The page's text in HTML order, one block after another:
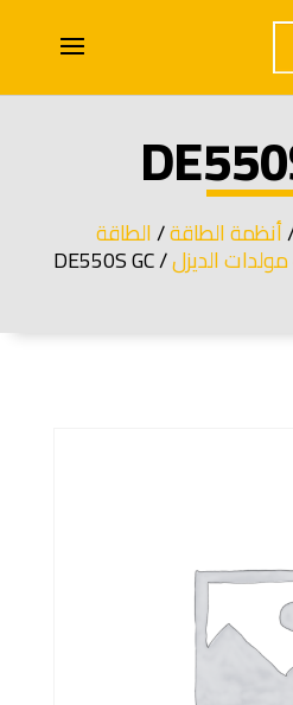
أنظمة الطاقة/الطاقة
الديزل/ DE550S GC